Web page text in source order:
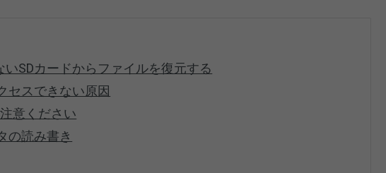
いSDカードからファイルを復元する
セスできない原因
意ください
の読み書き